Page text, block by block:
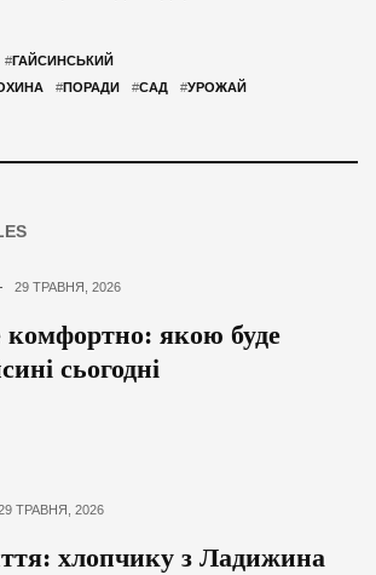
#ГАЙСИНСЬКИЙ
#ПОРАДИ #САД #УРОЖАЙ
29 ТРАВНЯ, 2026
якою буде
сьогодні
ТРАВНЯ, 2026
хлопчику з Ладижина